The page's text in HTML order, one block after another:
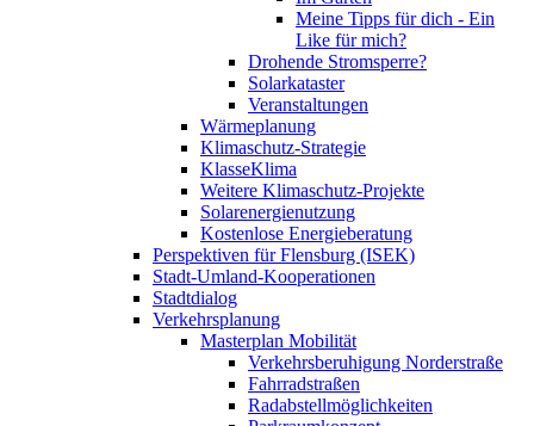
Meine Tipps für dich - Ein
Like für mich?
Drohende Stromsperre?
Solarkataster
Veranstaltungen
Wärmeplanung
Klimaschutz-Strategie
KlasseKlima
Weitere Klimaschutz-Projekte
Solarenergienutzung
Kostenlose Energieberatung
Perspektiven für Flensburg (ISEK)
Stadt-Umland-Kooperationen
Stadtdialog
Verkehrsplanung
Masterplan Mobilität
Verkehrsberuhigung Norderstraße
Fahrradstraßen
Radabstellmöglichkeiten